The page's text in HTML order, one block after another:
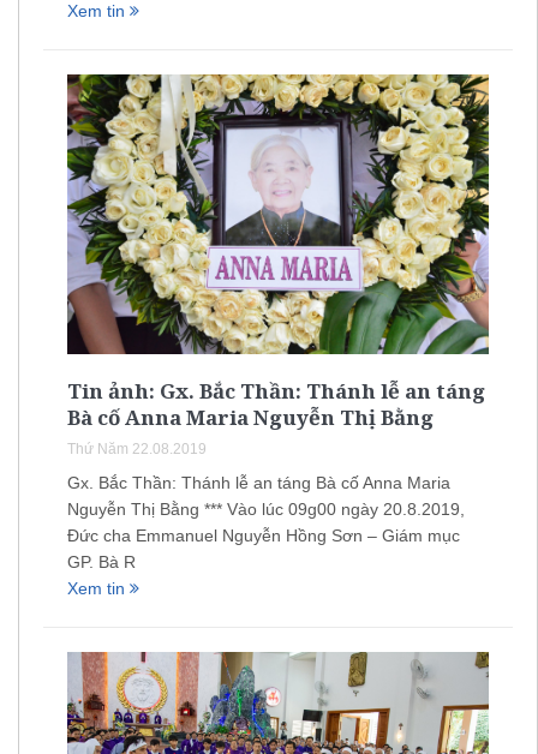
Xem tin
Tin ảnh: Gx. Bắc Thần: Thánh lễ an táng
Bà cố Anna Maria Nguyễn Thị Bằng
Thứ Năm 22.08.2019
Gx. Bắc Thần: Thánh lễ an táng Bà cố Anna Maria
Nguyễn Thị Bằng *** Vào lúc 09g00 ngày 20.8.2019,
Đức cha Emmanuel Nguyễn Hồng Sơn – Giám mục
GP. Bà R
Xem tin